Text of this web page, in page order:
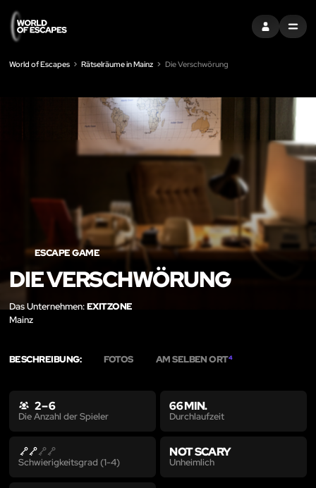
EINTRAGEN
MENU
World of Escapes Rätselräume in Mainz Die Verschwörung
ESCAPE GAME
DIE VERSCHWÖRUNG
Das Unternehmen:EXITZONE
Mainz
BESCHREIBUNG: FOTOS AM SELBEN ORT4
2 – 6
Die Anzahl der Spieler
66 MIN.
Durchlaufzeit
Schwierigkeitsgrad (1-4)
NOT SCARY
Unheimlich